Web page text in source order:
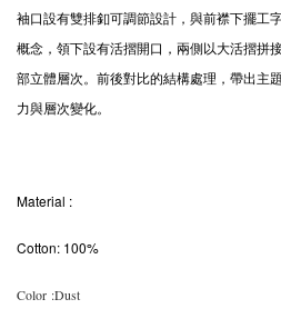
袖口設有雙排釦可調節設計，與前襟下擺工
概念，領下設有活摺開口，兩側以大活摺拼
部立體層次。前後對比的結構處理，帶出主
力與層次變化。
Material :
Cotton: 100%
Color :Dust